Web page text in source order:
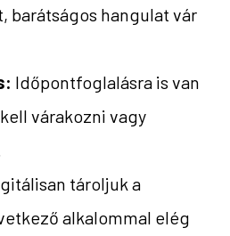
barátságos hangulat vár
Időpontfoglalásra is van
várakozni vagy
tároljuk a
alkalommal elég